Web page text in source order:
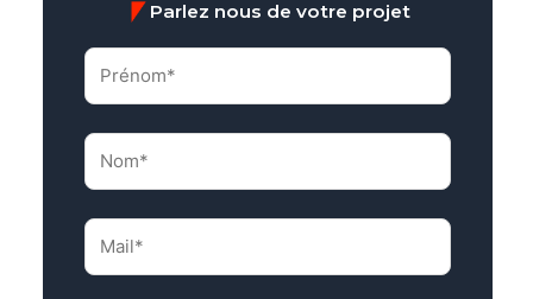
Parlez nous de votre projet
Prénom*
(Nécessaire)
Nom*
(Nécessaire)
Mail*
(Nécessaire)